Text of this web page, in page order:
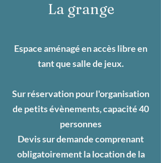
La grange
Espace aménagé en accès libre en
tant que salle de jeux.
Sur réservation pour l'organisation
de petits évènements, capacité 40
personnes
Devis sur demande comprenant
obligatoirement la location de la